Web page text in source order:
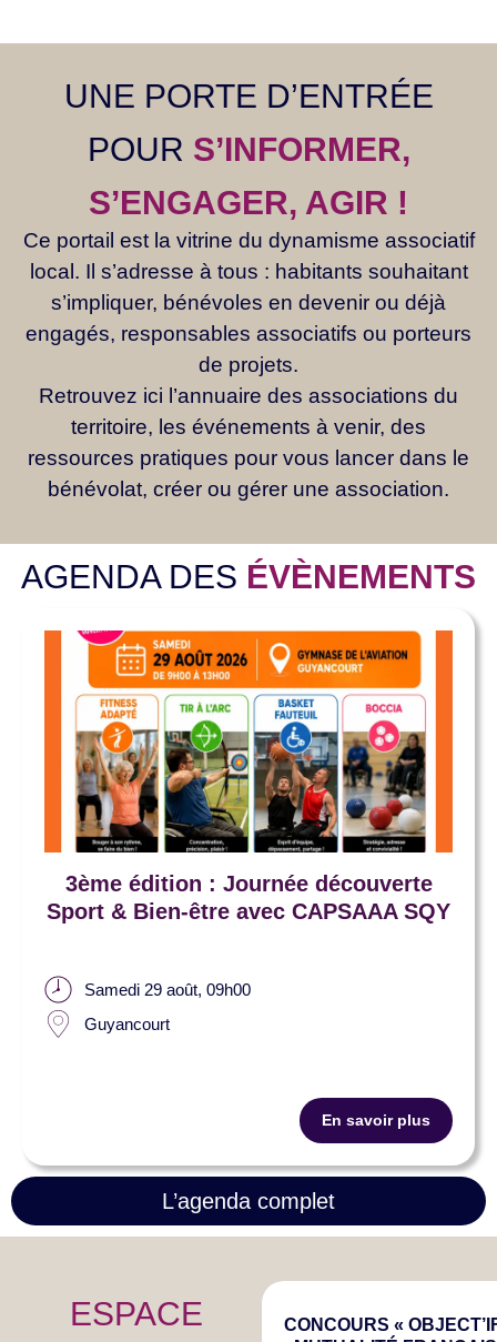
UNE PORTE D’ENTRÉE
POUR S’INFORMER,
S’ENGAGER, AGIR !
Ce portail est la vitrine du dynamisme associatif
local. Il s’adresse à tous : habitants souhaitant
s’impliquer, bénévoles en devenir ou déjà
engagés, responsables associatifs ou porteurs
de projets.
Retrouvez ici l’annuaire des associations du
territoire, les événements à venir, des
ressources pratiques pour vous lancer dans le
bénévolat, créer ou gérer une association.
AGENDA DES ÉVÈNEMENTS
3ème édition : Journée découverte
Sport & Bien-être avec CAPSAAA SQY
Samedi 29 août, 09h00
Guyancourt
En savoir plus
L’agenda complet
CONCOURS «
ESPACE